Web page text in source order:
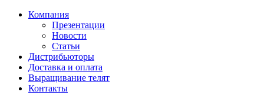
Компания
Презентации
Новости
Статьи
Дистрибьюторы
Доставка и оплата
Выращивание телят
Контакты